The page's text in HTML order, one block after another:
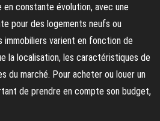
en constante évolution, avec une
pour des logements neufs ou
immobiliers varient en fonction de
la localisation, les caractéristiques de
du marché. Pour acheter ou louer un
de prendre en compte son budget,